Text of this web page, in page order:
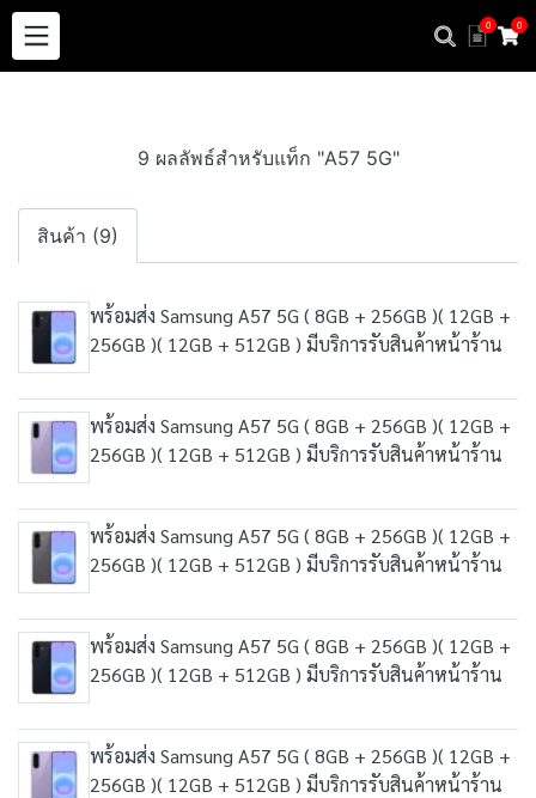
0 0
9 ผลลัพธ์สำหรับแท็ก "A57 5G"
สินค้า (9)
พร้อมส่ง Samsung A57 5G ( 8GB + 256GB )( 12GB +
256GB )( 12GB + 512GB ) มีบริการรับสินค้าหน้าร้าน
พร้อมส่ง Samsung A57 5G ( 8GB + 256GB )( 12GB +
256GB )( 12GB + 512GB ) มีบริการรับสินค้าหน้าร้าน
พร้อมส่ง Samsung A57 5G ( 8GB + 256GB )( 12GB +
256GB )( 12GB + 512GB ) มีบริการรับสินค้าหน้าร้าน
พร้อมส่ง Samsung A57 5G ( 8GB + 256GB )( 12GB +
256GB )( 12GB + 512GB ) มีบริการรับสินค้าหน้าร้าน
พร้อมส่ง Samsung A57 5G ( 8GB + 256GB )( 12GB +
256GB )( 12GB + 512GB ) มีบริการรับสินค้าหน้าร้าน